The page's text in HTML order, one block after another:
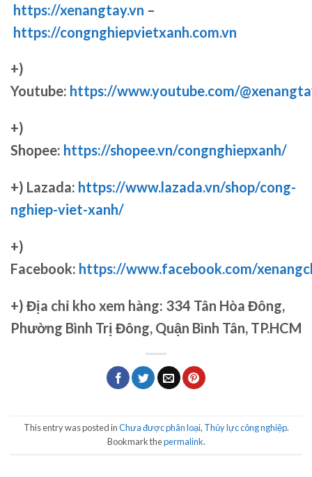
https://xenangtay.vn –
https://congnghiepvietxanh.com.vn
+)
Youtube: https://www.youtube.com/
+)
Shopee: https://shopee.vn/congnghiepxanh/
+) Lazada: https://www.lazada.vn/shop/cong-
nghiep-viet-xanh/
+)
Facebook: https://www.facebook.com/
+) Địa chỉ kho xem hàng: 334 Tân Hòa Đông,
Phường Bình Trị Đông, Quận Bình Tân, TP.HCM
This entry was posted inChưa được phân loại, Thủy lực công nghiệp.
Bookmark thepermalink.